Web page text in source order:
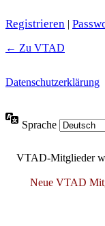
Registrieren |
← Zu VTAD
Datenschutzerklärung
Sprache
VTAD-Mitglieder
Neue VTAD